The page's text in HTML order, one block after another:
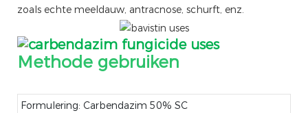
zoals echte meeldauw, antracnose, schurft, enz.
Methode gebruiken
Formulering: Carbendazim 50% SC